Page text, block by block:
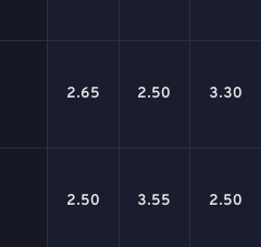
2.65 2.50 3.30
2.50 3.55 2.50